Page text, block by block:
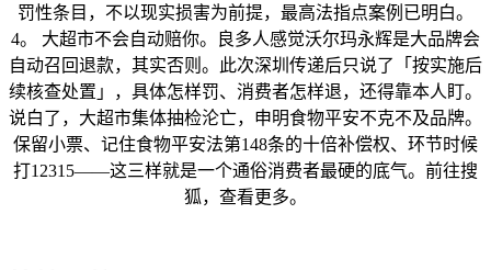
罚性条目，不以现实损害为前提，最高法指点案例已明白。
4。 大超市不会自动赔你。良多人感觉沃尔玛永辉是大品牌会
自动召回退款，其实否则。此次深圳传递后只说了「按实施后
续核查处置」，具体怎样罚、消费者怎样退，还得靠本人盯。
说白了，大超市集体抽检沦亡，申明食物平安不克不及品牌。
保留小票、记住食物平安法第148条的十倍补偿权、环节时候
打12315——这三样就是一个通俗消费者最硬的底气。前往搜
狐，查看更多。